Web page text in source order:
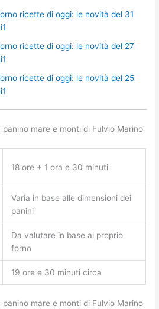
ricette di oggi: le novità del 31
ricette di oggi: le novità del 27
ricette di oggi: le novità del 25
panino mare e monti di Fulvio Marino
18 ore + 1 ora e 30 minuti
Varia in base alle dimensioni dei
panini
Da valutare in base al proprio
forno
19 ore e 30 minuti circa
panino mare e monti di Fulvio Marino